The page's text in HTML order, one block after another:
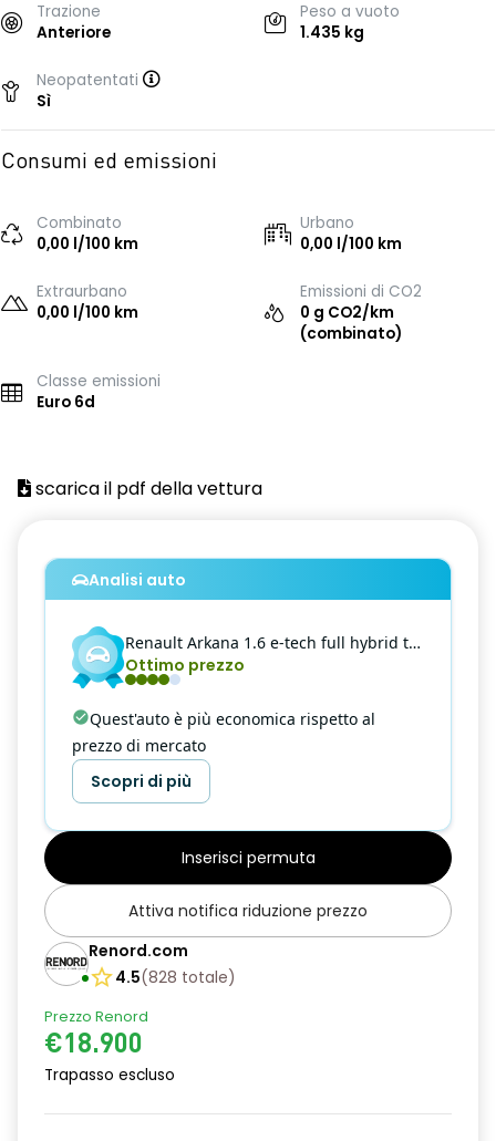
Trazione
Anteriore
Peso a vuoto
1.435 kg
Neopatentati
Sì
Consumi ed emissioni
Combinato
0,00 l/100 km
Urbano
0,00 l/100 km
Extraurbano
0,00 l/100 km
Emissioni di CO2
0 g CO2/km
(combinato)
Classe emissioni
Euro 6d
scarica il pdf della vettura
Analisi auto
Renault Arkana 1.6 e-tech full hybrid techno 145cv
Ottimo prezzo
Quest'auto è più economica rispetto al
prezzo di mercato
Scopri di più
Inserisci permuta
Attiva notifica riduzione prezzo
Renord.com
4.5(828 totale)
Prezzo Renord
€18.900
Trapasso escluso